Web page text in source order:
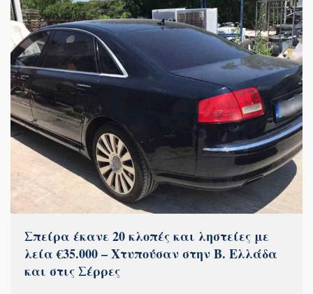
Σπείρα έκανε 20 κλοπές και ληστείες με
λεία €35.000 – Χτυπούσαν στην Β. Ελλάδα
και στις Σέρρες